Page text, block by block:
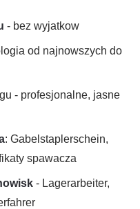
- bez wyjatkow
od najnowszych do
- profesjonalne, jasne
: Gabelstaplerschein,
spawacza
- Lagerarbeiter,